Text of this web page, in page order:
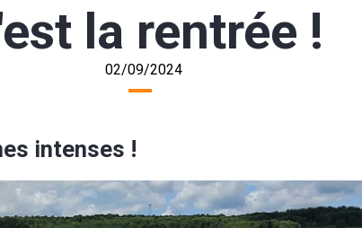
la rentrée !
02/09/2024
intenses !